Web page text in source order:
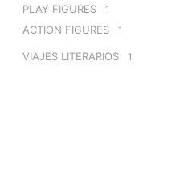
PLAY FIGURES 1
ACTION FIGURES 1
VIAJES LITERARIOS 1